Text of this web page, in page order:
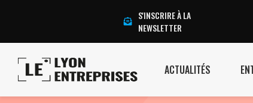
S'INSCRIRE À LA
NEWSLETTER
ACTUALITÉS